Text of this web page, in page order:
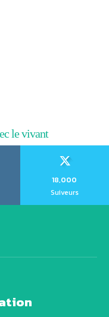
le vivant
18,000
Suiveurs